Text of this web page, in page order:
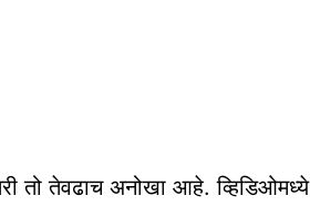
तो तेवढाच अनोखा आहे. व्हिडिओमध्ये